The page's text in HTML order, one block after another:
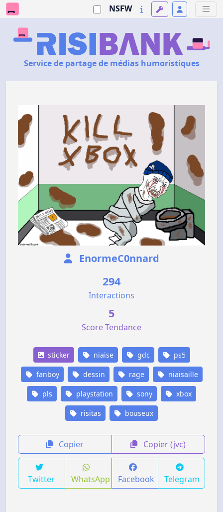
NSFW
Service de partage de médias humoristiques
EnormeC0nnard
294
Interactions
5
Score Tendance
sticker niaise gdc ps5
fanboy dessin rage niaisaille
pls playstation sony xbox
risitas bouseux
Copier Copier (jvc)
Twitter WhatsApp Facebook Telegram